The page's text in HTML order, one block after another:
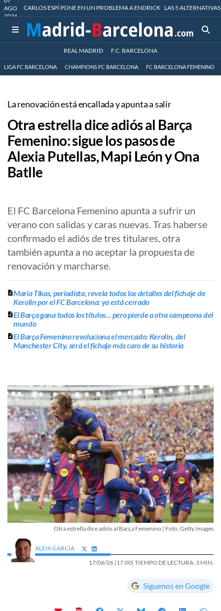
AGO
2026
CARLOS ESPÍ PONE EN UN PROBLEMA A ENDRICK LAS 5
REAL MADRID F.C. BARCELONA
LIGA FC BARCELONA CHAMPIONS FC BARCELONA FC BARCELONA FEMENINO
La renovación está encallada y apunta a salir
Otra estrella dice adiós al Barça
Femenino: sigue los pasos de
Alexia Putellas, Mapi León y Ona
Batlle
El FC Barcelona Femenino apunta a sufrir un
verano con salidas y caras nuevas. Tras haberse
confirmado el adiós de tres titulares, otra
también apunta a no aceptar la propuesta de
renovación y marcharse.
Maria Tikas, periodista, revela todos los detalles del fichaje de
Kerolin por el FC Barcelona: ya está cerrado
El Barça gana todos los títulos... pero pierde a otra campeona del
mundo
El Barça Femenino revoluciona el mercado: Kerolin, del
Manchester City, será el fichaje más caro de su historia
Otra estrella dice adiós al Barça Femenino | Foto: Getty Images
ALEIX GARCÍA
17/06/26 |17:00| TIEMPO DE LECTURA: 3 MIN.
Síguenos en Google